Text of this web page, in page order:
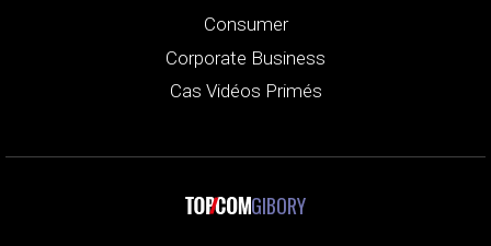
Consumer
Corporate Business
Cas Vidéos Primés
GIBORY